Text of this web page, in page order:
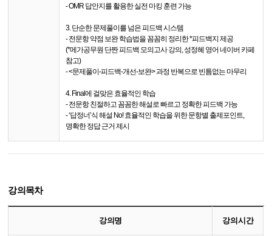
- OMR 답안지를 활용한 실전 마킹 훈련 가능
3. 단순한 문제풀이를 넘은 피드백 시스템
- 전문항 약점 보완 학습법을 꼼꼼히 정리한 *피드백지 제공
(*메가공무원 단짠 피드백 모의고사 강의, 성정혜 영어 네이버 카페
참고)
- <문제풀이-피드백-개선-보완> 과정 반복으로 빈틈없는 마무리
4. Final에 걸맞은 효율적인 학습
- 전문항 친절하고 꼼꼼한 해설로 빠르고 정확한 피드백 가능
- ‘답정너’식 해설 No! 효율적인 학습을 위한 문항별 출제포인트,
명확한 정답 근거 제시
강의목차
강의명 강의시간